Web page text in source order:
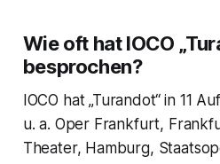
Wie oft hat IOCO
besprochen?
IOCO hat „Turandot“ in 11
u. a. Oper Frankfurt,
Theater, Hamburg,